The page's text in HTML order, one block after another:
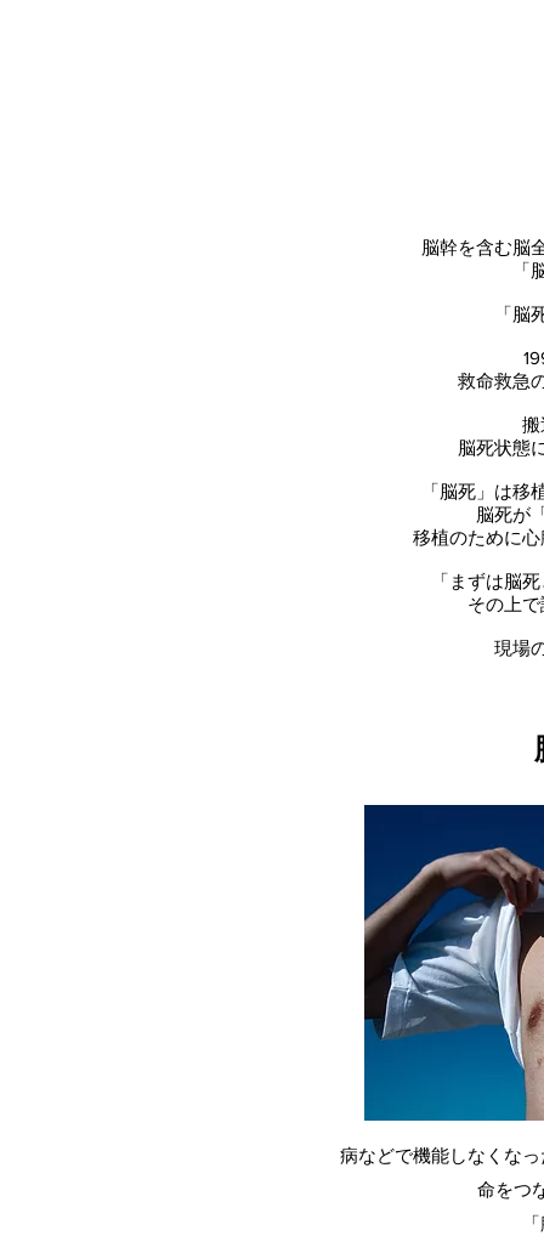
脳幹を含む脳
「
「脳
救命救急
搬
脳死状態
「脳死」は移
脳死が
移植のために
「まずは脳
その上
現場
病などで機能しなくな
命をつ